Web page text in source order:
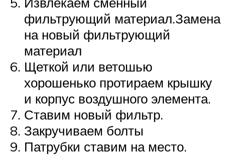
фильтрующий материал.Замена
на новый фильтрующий
материал
Щеткой или ветошью
хорошенько протираем крышку
и корпус воздушного элемента.
Ставим новый фильтр.
Закручиваем болты
Патрубки ставим на место.